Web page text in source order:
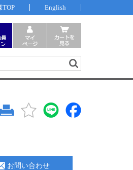
TOP English
お問い合わせ